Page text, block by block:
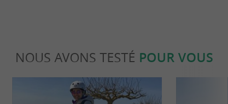
NOUS AVONS TESTÉ POUR VOUS